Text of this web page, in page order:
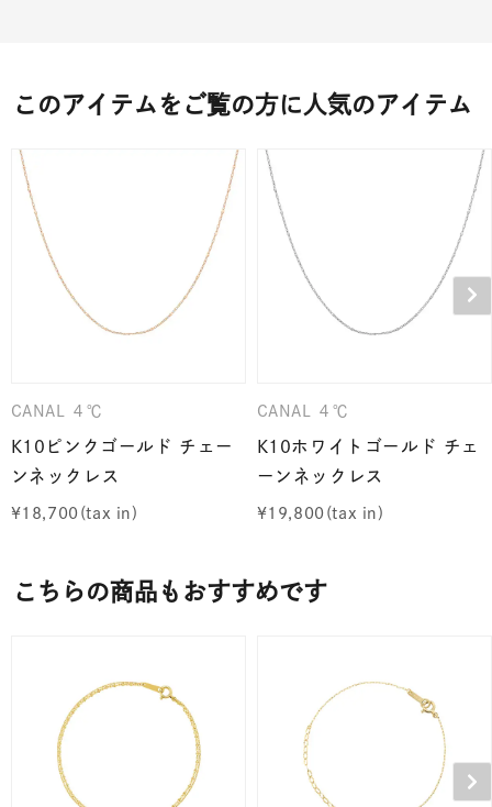
このアイテムをご覧の方に人気のアイテム
CANAL ４℃
K10ピンクゴールド チェー
ンネックレス
¥18,700
CANAL ４℃
K10ホワイトゴールド チェ
ーンネックレス
¥19,800
こちらの商品もおすすめです